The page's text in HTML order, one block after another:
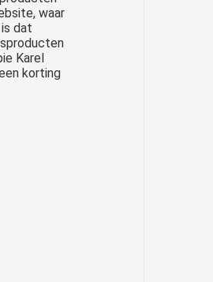
waar
dat
Karel
korting